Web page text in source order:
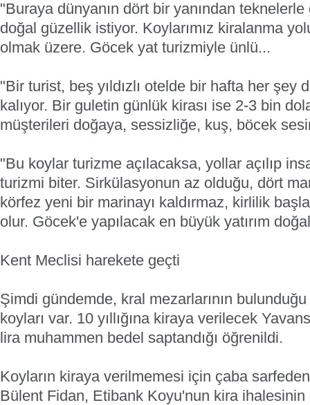
"Buraya dünyanın dört bir yanından
doğal güzellik istiyor. Koylarımız kiralanma
olmak üzere. Göcek yat turizmiyle ünlü...
"Bir turist, beş yıldızlı otelde bir hafta her şey
kalıyor. Bir guletin günlük kirası ise 2-3 bin
müşterileri doğaya, sessizliğe, kuş, böcek
"Bu koylar turizme açılacaksa, yollar açılıp
turizmi biter. Sirkülasyonun az olduğu, dört
körfez yeni bir marinayı kaldırmaz, kirlilik
olur. Göcek'e yapılacak en büyük yatırım
Kent Meclisi harekete geçti
Şimdi gündemde, kral mezarlarının
koyları var. 10 yıllığına kiraya verilecek
lira muhammen bedel saptandığı öğrenildi.
Koyların kiraya verilmemesi için çaba
Bülent Fidan, Etibank Koyu'nun kira